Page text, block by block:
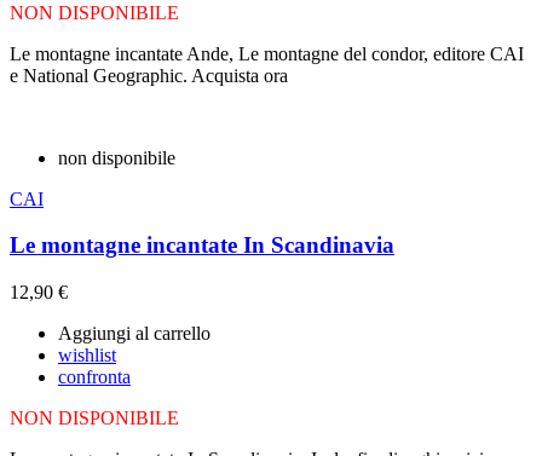
NON DISPONIBILE
Le montagne incantate Ande, Le montagne del condor, editore CAI
e National Geographic. Acquista ora
non disponibile
CAI
Le montagne incantate In Scandinavia
12,90 €
Aggiungi al carrello
wishlist
confronta
NON DISPONIBILE